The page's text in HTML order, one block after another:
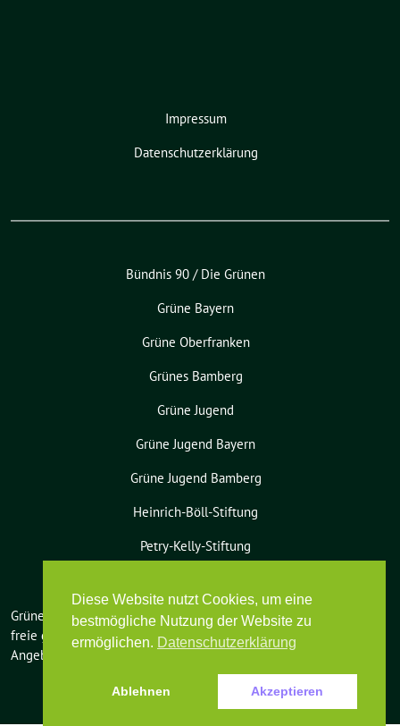
Impressum
Datenschutzerklärung
Bündnis 90 / Die Grünen
Grüne Bayern
Grüne Oberfranken
Grünes Bamberg
Grüne Jugend
Grüne Jugend Bayern
Grüne Jugend Bamberg
Heinrich-Böll-Stiftung
Petry-Kelly-Stiftung
Grüne Bamberg-Land benutzt das
freie grüne Theme sunflower ‐ ein
Angebot der
verdigado eG.
Diese Website nutzt Cookies, um eine
bestmögliche Nutzung der Website zu
ermöglichen. Datenschutzerklärung
Ablehnen Akzeptieren